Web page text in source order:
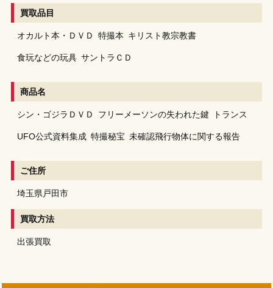
買取品目
オカルト本・ＤＶＤ 特撮本 キリスト教宗教書
食玩などの玩具 サントラＣＤ
商品名
シン・ゴジラＤＶＤ フリーメーソンの失われた鍵 トランス
UFO公式資料集成 特撮秘宝 未確認飛行物体に関する報告
ご住所
埼玉県戸田市
買取方法
出張買取